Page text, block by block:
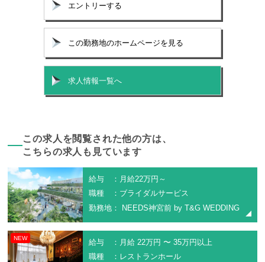
エントリーする
この勤務地のホームページを見る
求人情報一覧へ
この求人を閲覧された他の方は、
こちらの求人も見ています
給与 ：月給22万円～
職種 ：ブライダルサービス
勤務地： NEEDS神宮前 by T&G WEDDING
NEW
給与 ：月給 22万円 〜 35万円以上
職種 ：レストランホール